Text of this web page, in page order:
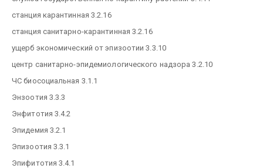
станция карантинная 3.2.16
станция санитарно-карантинная 3.2.16
ущерб экономический от эпизоотии 3.3.10
центр санитарно-эпидемиологического надзора 3.2.10
ЧС биосоциальная 3.1.1
Энзоотия 3.3.3
Энфитотия 3.4.2
Эпидемия 3.2.1
Эпизоотия 3.3.1
Эпифитотия 3.4.1